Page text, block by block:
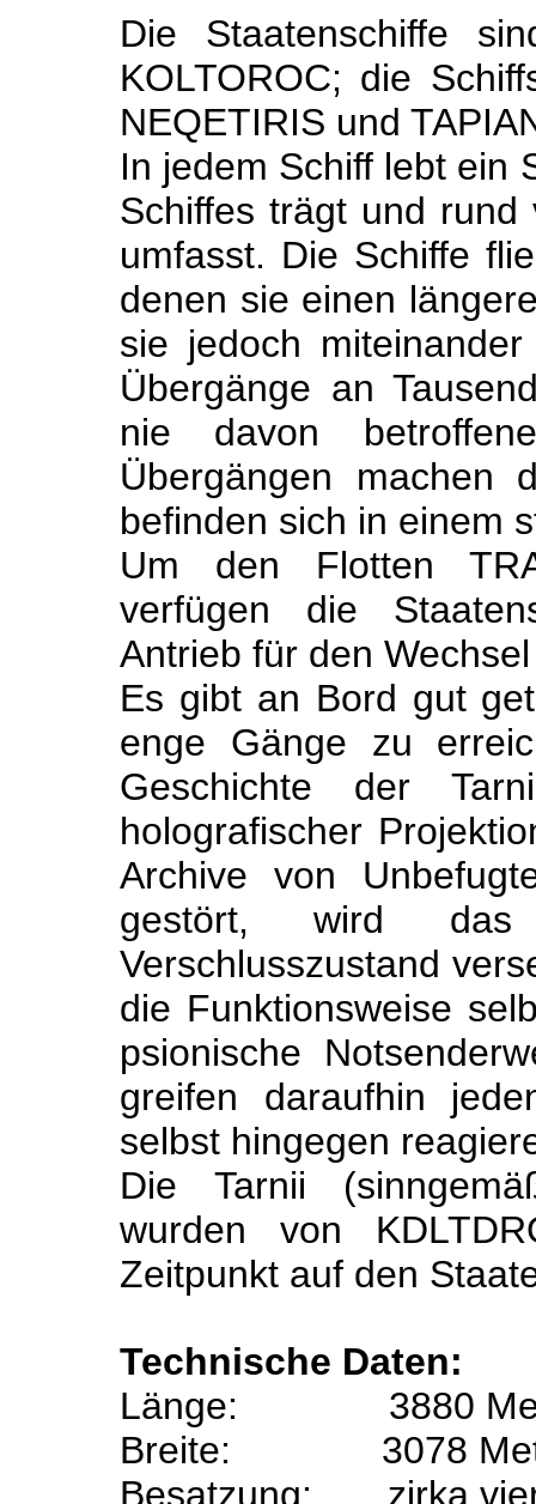
Die Staatenschiffe
KOLTOROC; die
NEQETIRIS und
In jedem Schiff lebt ein
Schiffes trägt und rund
umfasst. Die Schiffe
denen sie einen
sie jedoch
Übergänge an
nie davon
Übergängen machen
befinden sich in einem
Um den Flotten
verfügen die
Antrieb für den
Es gibt an Bord gut
enge Gänge zu
Geschichte der
holografischer
Archive von
gestört, wird
Verschlusszustand
die Funktionsweise
psionische
greifen daraufhin
selbst hingegen
Die Tarnii
wurden von
Zeitpunkt auf den
Technische Daten:
Länge:
3880
Breite:
3078
Besatzung:
zirka